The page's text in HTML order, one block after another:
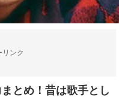
ンク
とめ！昔は歌手とし